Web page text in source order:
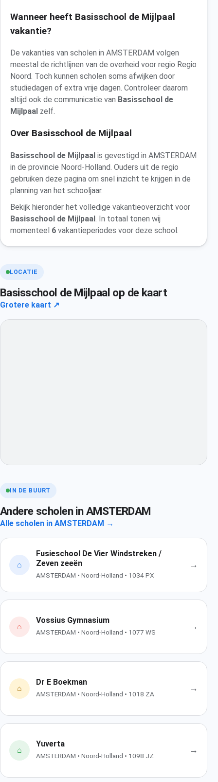
Wanneer heeft Basisschool de Mijlpaal
vakantie?
De vakanties van scholen in AMSTERDAM volgen
meestal de richtlijnen van de overheid voor regio Regio
Noord. Toch kunnen scholen soms afwijken door
studiedagen of extra vrije dagen. Controleer daarom
altijd ook de communicatie van Basisschool de
Mijlpaal zelf.
Over Basisschool de Mijlpaal
Basisschool de Mijlpaal is gevestigd in AMSTERDAM
in de provincie Noord-Holland. Ouders uit de regio
gebruiken deze pagina om snel inzicht te krijgen in de
planning van het schooljaar.
Bekijk hieronder het volledige vakantieoverzicht voor
Basisschool de Mijlpaal. In totaal tonen wij
momenteel 6 vakantieperiodes voor deze school.
LOCATIE
Basisschool de Mijlpaal op de kaart
Grotere kaart ↗
IN DE BUURT
Andere scholen in AMSTERDAM
Alle scholen in AMSTERDAM →
⌂
Fusieschool De Vier Windstreken /
Zeven zeeën
AMSTERDAM • Noord-Holland • 1034 PX
→
⌂
Vossius Gymnasium
AMSTERDAM • Noord-Holland • 1077 WS
→
⌂
Dr E Boekman
AMSTERDAM • Noord-Holland • 1018 ZA
→
⌂
Yuverta
AMSTERDAM • Noord-Holland • 1098 JZ
→